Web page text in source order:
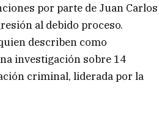
por parte de Juan Carlos
al debido proceso.
describen como
investigación sobre 14
criminal, liderada por la